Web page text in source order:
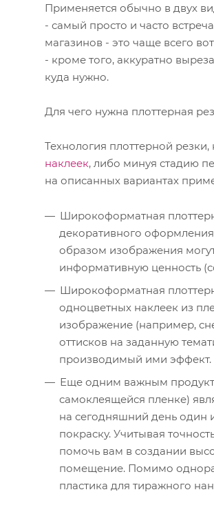
Применяется обычно в двух
- самый просто и часто
магазинов - это чаще всего
- кроме того, аккуратно
куда нужно.
Для чего нужна плоттерная
Технология плоттерной
наклеек, либо минуя стадию
на описанных вариантах
Широкоформатная
декоративного
образом изображения
информативную ценность
Широкоформатная
одноцветных наклеек из
изображение (например,
оттисков на заданную
производимый ими эффект.
Еще одним важным
самоклеящейся пленке)
на сегодняшний день один
покраску. Учитывая
помочь вам в создании
помещение. Помимо
пластика для тиражного